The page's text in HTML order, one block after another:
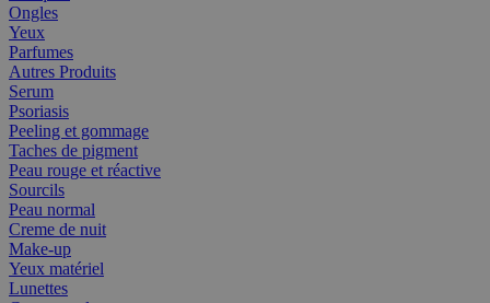
Ongles
Yeux
Parfumes
Autres Produits
Serum
Psoriasis
Peeling et gommage
Taches de pigment
Peau rouge et réactive
Sourcils
Peau normal
Creme de nuit
Make-up
Yeux matériel
Lunettes